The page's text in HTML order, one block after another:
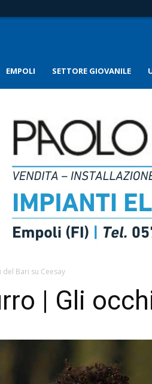
EMPOLI SETTORE GIOVANILE
Bari su Ceesay
| Gli